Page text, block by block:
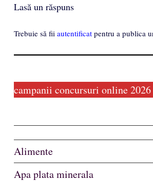
Lasă un răspuns
Trebuie să fii autentificat pentru a publica
campanii concursuri online 2026
Alimente
Apa plata minerala